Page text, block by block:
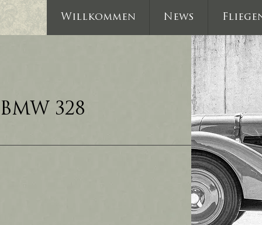
Willkommen News
BMW 328